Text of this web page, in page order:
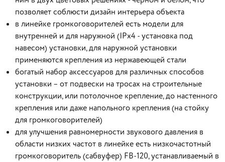
позволяет соблюсти дизайн интерьера объекта
в линейке громкоговорителей есть модели для
внутренней и для наружной (IPx4 - установка под
навесом) установки, для наружной установки
применяются крепления из нержавеющей стали
богатый набор аксессуаров для различных способов
установки – от подвески на тросах на строительные
конструкции, или потолочное крепление, до настенного
крепления или даже напольного крепления (на стойку
для громкоговорителей)
для улучшения равномерности звукового давления в
области низких частот в линейке есть низкочастотный
громкоговоритель (сабвуфер) FB-120, устанавливаемый в